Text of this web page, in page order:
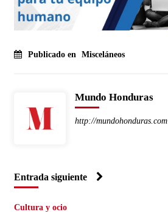
Publicado en Misceláneos
Mundo Honduras
http://mundohonduras.com
Entrada siguiente
Cultura y ocio